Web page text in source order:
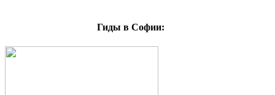
Гиды в Софии: